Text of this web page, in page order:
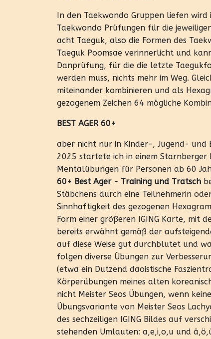
In den Taekwondo Gruppen liefen wird
Taekwondo Prüfungen für die
acht Taeguk, also die Formen des
Taeguk Poomsae verinnerlicht und
Danprüfung, für die die letzte
werden muss, nichts mehr im Weg.
miteinander kombinieren und als
gezogenem Zeichen 64 mögliche
BEST AGER 60+
aber nicht nur in Kinder-, Jugend- und
2025 startete ich in einem Starnberger
Mentalübungen für Personen ab 60
60+ Best Ager - Training und Tratsch
Stäbchens durch eine Teilnehmerin
Sinnhaftigkeit des gezogenen
Form einer größeren IGING Karte, mit
bereits erwähnt gemäß der
auf diese Weise gut durchblutet und
folgen diverse Übungen zur
(etwa ein Dutzend daoistische
Körperübungen meines alten
nicht Meister Seos Übungen, wenn
Übungsvariante von Meister Seos
des sechzeiligen IGING Bildes auf
stehenden Umlauten: a,e,i,o,u und